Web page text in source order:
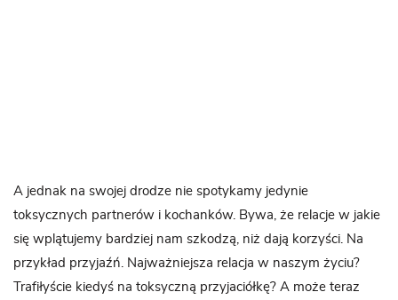
A jednak na swojej drodze nie spotykamy jedynie
toksycznych partnerów i kochanków. Bywa, że relacje w jakie
się wplątujemy bardziej nam szkodzą, niż dają korzyści. Na
przykład przyjaźń. Najważniejsza relacja w naszym życiu?
Trafiłyście kiedyś na toksyczną przyjaciółkę? A może teraz